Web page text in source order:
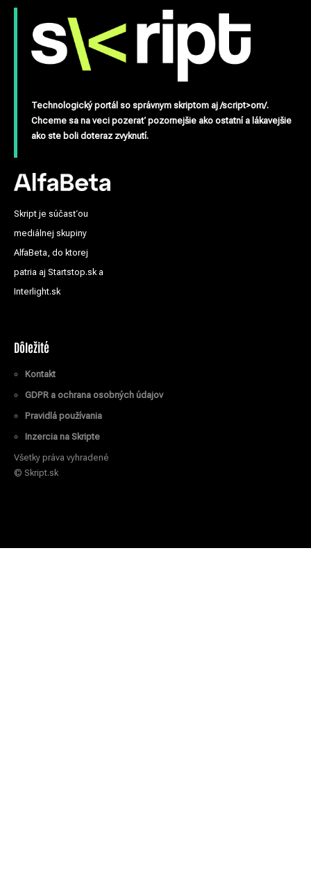
Technologický portál so správnym skriptom aj /script>om/.
Chceme sa na veci pozerať pozornejšie ako ostatní a lákavejšie
ako ste boli doteraz zvyknutí.
Skript je súčasťou
mediálnej skupiny
AlfaBeta, do ktorej
patria aj Startstop.sk a
Interlight.sk
Dôležité
Kontakt
GDPR a ochrana osobných údajov
Pravidlá používania
Inzercia na Skripte
Všetky práva vyhradené
© Skript.sk